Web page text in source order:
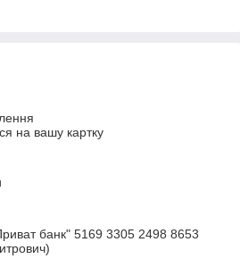
на вашу картку
банк" 5169 3305 2498 8653